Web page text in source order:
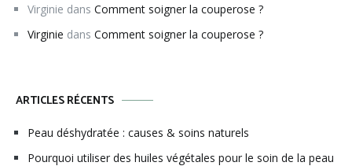
Virginie dans Comment soigner la couperose ?
Virginie dans Comment soigner la couperose ?
ARTICLES RÉCENTS
Peau déshydratée : causes & soins naturels
Pourquoi utiliser des huiles végétales pour le soin de la peau